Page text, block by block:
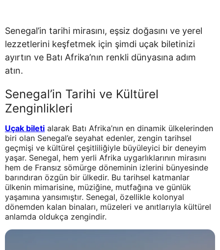
Senegal’in tarihi mirasını, eşsiz doğasını ve yerel
lezzetlerini keşfetmek için şimdi uçak biletinizi
ayırtın ve Batı Afrika’nın renkli dünyasına adım
atın.
Senegal’in Tarihi ve Kültürel
Zenginlikleri
Uçak bileti alarak Batı Afrika’nın en dinamik ülkelerinden
biri olan Senegal’e seyahat edenler, zengin tarihsel
geçmişi ve kültürel çeşitliliğiyle büyüleyici bir deneyim
yaşar. Senegal, hem yerli Afrika uygarlıklarının mirasını
hem de Fransız sömürge döneminin izlerini bünyesinde
barındıran özgün bir ülkedir. Bu tarihsel katmanlar
ülkenin mimarisine, müziğine, mutfağına ve günlük
yaşamına yansımıştır. Senegal, özellikle kolonyal
dönemden kalan binaları, müzeleri ve anıtlarıyla kültürel
anlamda oldukça zengindir.